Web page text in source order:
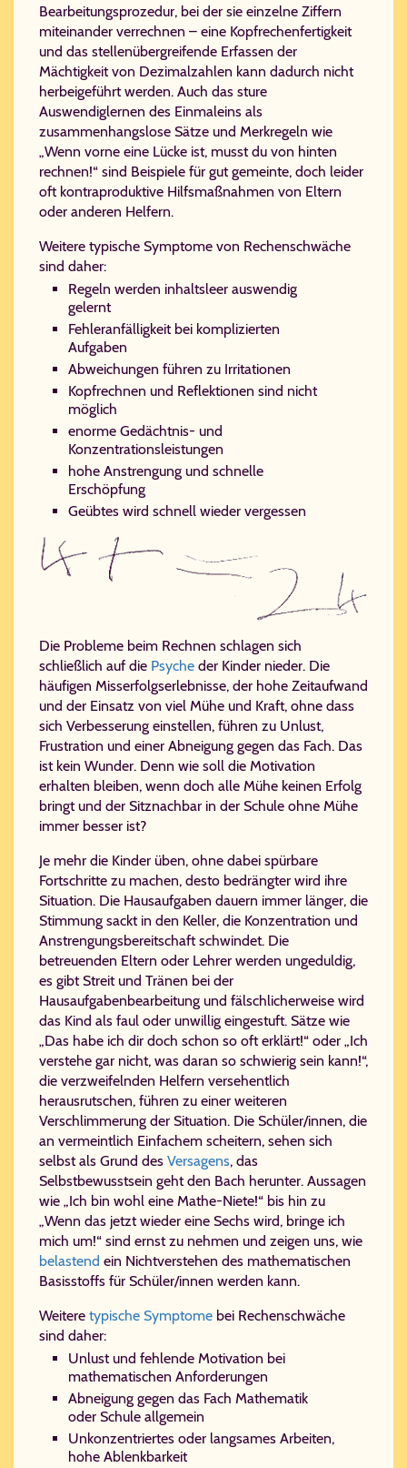
Bearbeitungsprozedur, bei der sie einzelne Ziffern
miteinander verrechnen – eine Kopfrechenfertigkeit
und das stellenübergreifende Erfassen der
Mächtigkeit von Dezimalzahlen kann dadurch nicht
herbeigeführt werden. Auch das sture
Auswendiglernen des Einmaleins als
zusammenhangslose Sätze und Merkregeln wie
„Wenn vorne eine Lücke ist, musst du von hinten
rechnen!“ sind Beispiele für gut gemeinte, doch leider
oft kontraproduktive Hilfsmaßnahmen von Eltern
oder anderen Helfern.
Weitere typische Symptome von Rechenschwäche
sind daher:
Regeln werden inhaltsleer auswendig
gelernt
Fehleranfälligkeit bei komplizierten
Aufgaben
Abweichungen führen zu Irritationen
Kopfrechnen und Reflektionen sind nicht
möglich
enorme Gedächtnis- und
Konzentrationsleistungen
hohe Anstrengung und schnelle
Erschöpfung
Geübtes wird schnell wieder vergessen
Die Probleme beim Rechnen schlagen sich
schließlich auf die Psyche der Kinder nieder. Die
häufigen Misserfolgserlebnisse, der hohe Zeitaufwand
und der Einsatz von viel Mühe und Kraft, ohne dass
sich Verbesserung einstellen, führen zu Unlust,
Frustration und einer Abneigung gegen das Fach. Das
ist kein Wunder. Denn wie soll die Motivation
erhalten bleiben, wenn doch alle Mühe keinen Erfolg
bringt und der Sitznachbar in der Schule ohne Mühe
immer besser ist?
Je mehr die Kinder üben, ohne dabei spürbare
Fortschritte zu machen, desto bedrängter wird ihre
Situation. Die Hausaufgaben dauern immer länger, die
Stimmung sackt in den Keller, die Konzentration und
Anstrengungsbereitschaft schwindet. Die
betreuenden Eltern oder Lehrer werden ungeduldig,
es gibt Streit und Tränen bei der
Hausaufgabenbearbeitung und fälschlicherweise wird
das Kind als faul oder unwillig eingestuft. Sätze wie
„Das habe ich dir doch schon so oft erklärt!“ oder „Ich
verstehe gar nicht, was daran so schwierig sein kann!“,
die verzweifelnden Helfern versehentlich
herausrutschen, führen zu einer weiteren
Verschlimmerung der Situation. Die Schüler/innen, die
an vermeintlich Einfachem scheitern, sehen sich
selbst als Grund des Versagens, das
Selbstbewusstsein geht den Bach herunter. Aussagen
wie „Ich bin wohl eine Mathe-Niete!“ bis hin zu
„Wenn das jetzt wieder eine Sechs wird, bringe ich
mich um!“ sind ernst zu nehmen und zeigen uns, wie
belastend ein Nichtverstehen des mathematischen
Basisstoffs für Schüler/innen werden kann.
Weitere typische Symptome bei Rechenschwäche
sind daher:
Unlust und fehlende Motivation bei
mathematischen Anforderungen
Abneigung gegen das Fach Mathematik
oder Schule allgemein
Unkonzentriertes oder langsames Arbeiten,
hohe Ablenkbarkeit